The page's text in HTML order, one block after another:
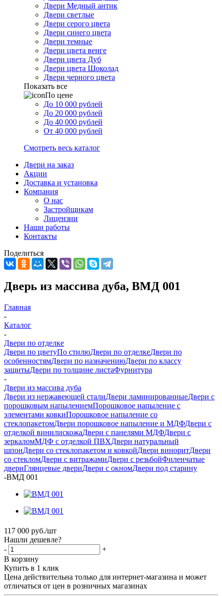
Двери Медный антик
Двери светлые
Двери серого цвета
Двери синего цвета
Двери темные
Двери цвета венге
Двери цвета Дуб
Двери цвета Шоколад
Двери черного цвета
Показать все
По цене
До 10 000 рублей
До 20 000 рублей
До 40 000 рублей
От 40 000 рублей
Смотреть весь каталог
Двери на заказ
Акции
Доставка и установка
Компания
О нас
Застройщикам
Лицензии
Наши работы
Контакты
Поделиться
Дверь из массива дуба, ВМД 001
Главная
-
Каталог
-
Двери по отделке
Двери по цветуПо стилюДвери по отделкеДвери по
особенностямДвери по назначениюДвери по классу
защитыДвери по толщине листаФурнитура
-
Двери из массива дуба
Двери из нержавеющей сталиДвери ламинированныеДвери с
порошковым напылениемПорошковое напыление с
элементами ковкиПорошковое напыление со
стеклопакетомДвери порошковое напыление и МДФДвери с
отделкой винилискожаДвери с панелями МДФДвери с
зеркаломМДФ с отделкой ПВХДвери натуральный
шпонДвери со стеклопакетом и ковкойДвери виноритДвери
со стекломДвери с витражамиДвери с резьбойФиленчатые
двериГлянцевые двериДвери с окномДвери под старину
-ВМД 001
117 000 руб./шт
Нашли дешевле?
-
+
В корзину
Купить в 1 клик
Цена действительна только для интернет-магазина и может
отличаться от цен в розничных магазинах